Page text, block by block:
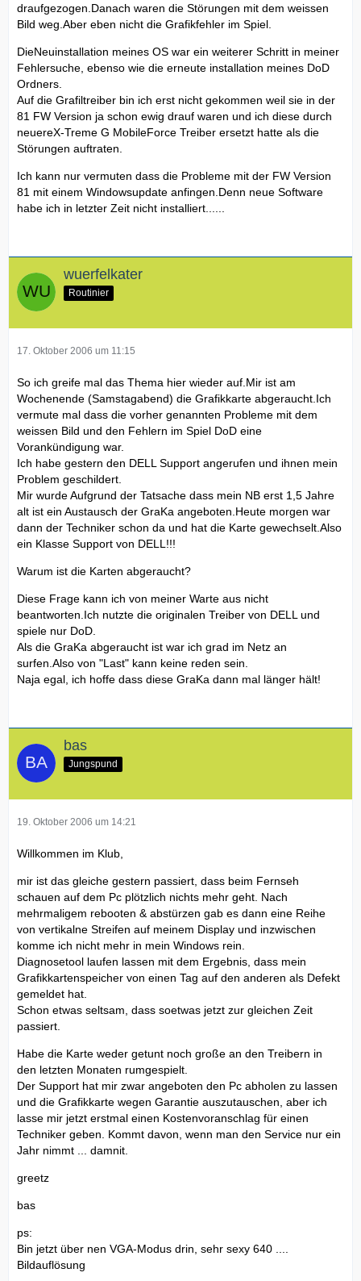
draufgezogen.Danach waren die Störungen mit dem weissen
Bild weg.Aber eben nicht die Grafikfehler im Spiel.
DieNeuinstallation meines OS war ein weiterer Schritt in meiner
Fehlersuche, ebenso wie die erneute installation meines DoD
Ordners.
Auf die Grafiltreiber bin ich erst nicht gekommen weil sie in der
81 FW Version ja schon ewig drauf waren und ich diese durch
neuereX-Treme G MobileForce Treiber ersetzt hatte als die
Störungen auftraten.
Ich kann nur vermuten dass die Probleme mit der FW Version
81 mit einem Windowsupdate anfingen.Denn neue Software
habe ich in letzter Zeit nicht installiert......
wuerfelkater
Routinier
17. Oktober 2006 um 11:15
So ich greife mal das Thema hier wieder auf.Mir ist am
Wochenende (Samstagabend) die Grafikkarte abgeraucht.Ich
vermute mal dass die vorher genannten Probleme mit dem
weissen Bild und den Fehlern im Spiel DoD eine
Vorankündigung war.
Ich habe gestern den DELL Support angerufen und ihnen mein
Problem geschildert.
Mir wurde Aufgrund der Tatsache dass mein NB erst 1,5 Jahre
alt ist ein Austausch der GraKa angeboten.Heute morgen war
dann der Techniker schon da und hat die Karte gewechselt.Also
ein Klasse Support von DELL!!!
Warum ist die Karten abgeraucht?
Diese Frage kann ich von meiner Warte aus nicht
beantworten.Ich nutzte die originalen Treiber von DELL und
spiele nur DoD.
Als die GraKa abgeraucht ist war ich grad im Netz an
surfen.Also von "Last" kann keine reden sein.
Naja egal, ich hoffe dass diese GraKa dann mal länger hält!
bas
Jungspund
19. Oktober 2006 um 14:21
Willkommen im Klub,
mir ist das gleiche gestern passiert, dass beim Fernseh
schauen auf dem Pc plötzlich nichts mehr geht. Nach
mehrmaligem rebooten & abstürzen gab es dann eine Reihe
von vertikalne Streifen auf meinem Display und inzwischen
komme ich nicht mehr in mein Windows rein.
Diagnosetool laufen lassen mit dem Ergebnis, dass mein
Grafikkartenspeicher von einen Tag auf den anderen als Defekt
gemeldet hat.
Schon etwas seltsam, dass soetwas jetzt zur gleichen Zeit
passiert.
Habe die Karte weder getunt noch große an den Treibern in
den letzten Monaten rumgespielt.
Der Support hat mir zwar angeboten den Pc abholen zu lassen
und die Grafikkarte wegen Garantie auszutauschen, aber ich
lasse mir jetzt erstmal einen Kostenvoranschlag für einen
Techniker geben. Kommt davon, wenn man den Service nur ein
Jahr nimmt ... damnit.
greetz
bas
ps:
Bin jetzt über nen VGA-Modus drin, sehr sexy 640 ....
Bildauflösung